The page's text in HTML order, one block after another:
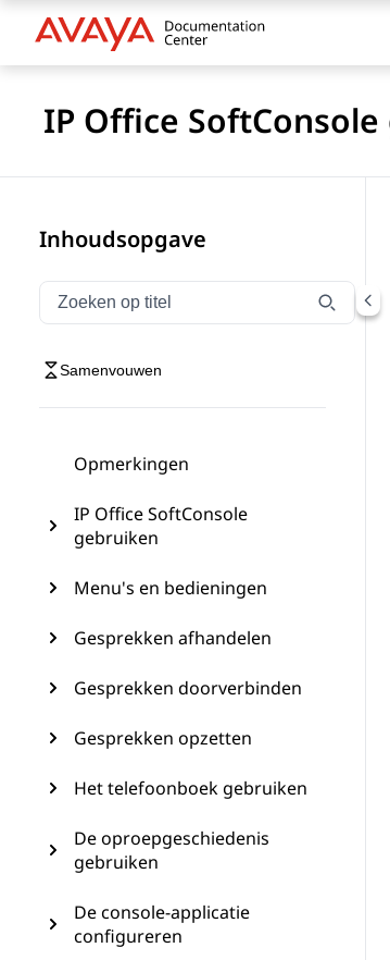
IP Office
Inhoudsopgave
Navigatie op titel filteren
Typen om navigatie-items op titel te
Samenvouwen
Opmerkingen
IP Office SoftConsole
gebruiken
Menu's en bedieningen
Gesprekken afhandelen
Gesprekken doorverbinden
Gesprekken opzetten
Het telefoonboek gebruiken
De oproepgeschiedenis
gebruiken
De console-applicatie
configureren